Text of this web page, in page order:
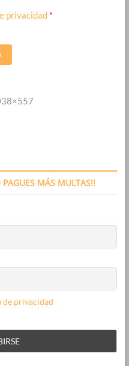
privacidad *
PAGUES MÁS MULTAS!!
de privacidad